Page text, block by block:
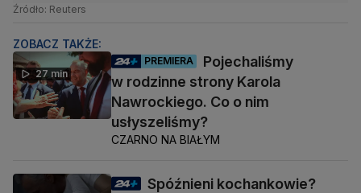
Źródło: Reuters
ZOBACZ TAKŻE:
27 min
PREMIERA
Pojechaliśmy
w rodzinne strony Karola
Nawrockiego. Co o nim
usłyszeliśmy?
CZARNO NA BIAŁYM
Spóźnieni kochankowie?